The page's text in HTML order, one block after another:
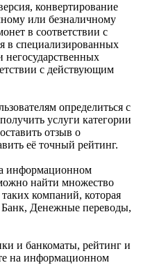
конвертирование
или безналичному
в соответствии с
в специализированных
негосударственных
с действующим
определиться с
услуги категории
отзыв о
её точный рейтинг.
информационном
найти множество
компаний, которая
Банк, Денежные переводы,
и банкоматы, рейтинг и
на информационном